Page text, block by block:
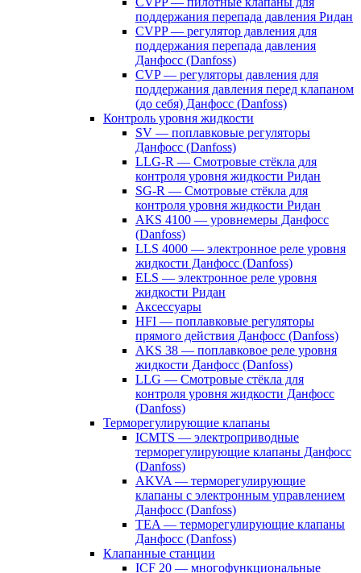
поддержания перепада давления Ридан
CVPP — регулятор давления для
поддержания перепада давления
Данфосс (Danfoss)
CVP — регуляторы давления для
поддержания давления перед клапаном
(до себя) Данфосс (Danfoss)
Контроль уровня жидкости
SV — поплавковые регуляторы
Данфосс (Danfoss)
LLG-R — Смотровые стёкла для
контроля уровня жидкости Ридан
SG-R — Смотровые стёкла для
контроля уровня жидкости Ридан
AKS 4100 — уровнемеры Данфосс
(Danfoss)
LLS 4000 — электронное реле уровня
жидкости Данфосс (Danfoss)
ELS — электронное реле уровня
жидкости Ридан
Аксессуары
HFI — поплавковые регуляторы
прямого действия Данфосс (Danfoss)
AKS 38 — поплавковое реле уровня
жидкости Данфосс (Danfoss)
LLG — Смотровые стёкла для
контроля уровня жидкости Данфосс
(Danfoss)
Терморегулирующие клапаны
ICMTS — электроприводные
терморегулирующие клапаны Данфосс
(Danfoss)
AKVA — терморегулирующие
клапаны с электронным управлением
Данфосс (Danfoss)
TEA — терморегулирующие клапаны
Данфосс (Danfoss)
Клапанные станции
ICF 20 — многофункциональные